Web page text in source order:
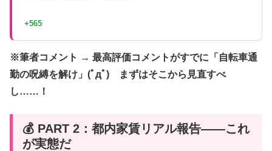
+565
※筆者コメント → 最高評価コメントがすでに「自転車通
勤の呪縛を解け」(ﾟдﾟ) まずはそこから見直すべ
し……！
💰 PART 2：都内家賃リアル報告——これ
が実態だ